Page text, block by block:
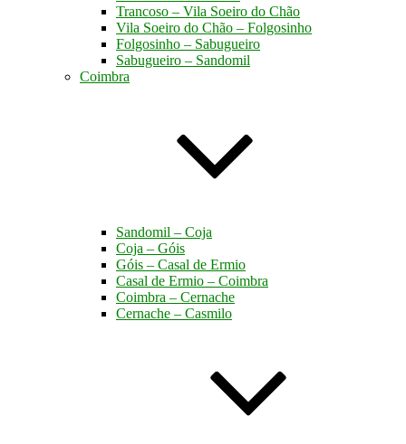
Trancoso – Vila Soeiro do Chão
Vila Soeiro do Chão – Folgosinho
Folgosinho – Sabugueiro
Sabugueiro – Sandomil
Coimbra
Sandomil – Coja
Coja – Góis
Góis – Casal de Ermio
Casal de Ermio – Coimbra
Coimbra – Cernache
Cernache – Casmilo